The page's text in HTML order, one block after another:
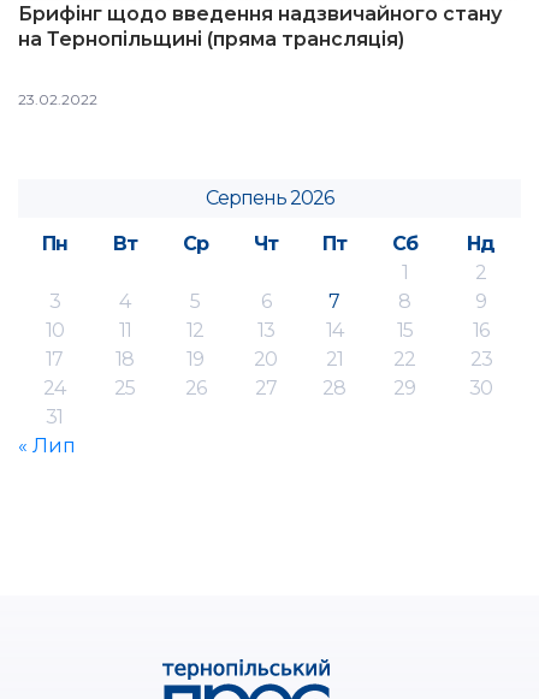
Брифінг щодо введення надзвичайного стану
на Тернопільщині (пряма трансляція)
23.02.2022
Серпень 2026
Пн
Вт Ср Чт Пт Сб
Нд
1
2
3
4 5 6 7 8
9
10
11 12 13 14 15
16
17
18 19 20 21 22
23
24
25 26 27 28 29
30
31
« Лип